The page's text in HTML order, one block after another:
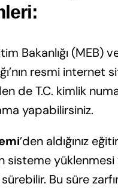
Bakanlığı (MEB)
resmi internet
de T.C. kimlik
yapabilirsiniz.
’den aldığınız
sisteme yüklenmesi
Bu süre